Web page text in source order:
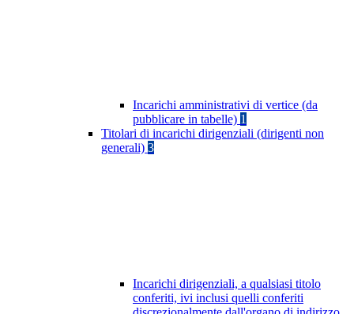
Incarichi amministrativi di vertice (da
pubblicare in tabelle) 1
Titolari di incarichi dirigenziali (dirigenti non
generali) 3
Incarichi dirigenziali, a qualsiasi titolo
conferiti, ivi inclusi quelli conferiti